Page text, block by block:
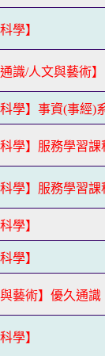
學】
識/人文與藝術】
科學】事資(事經)
科學】服務學習課
科學】服務學習課
學】
學】
與藝術】優久通識
學】